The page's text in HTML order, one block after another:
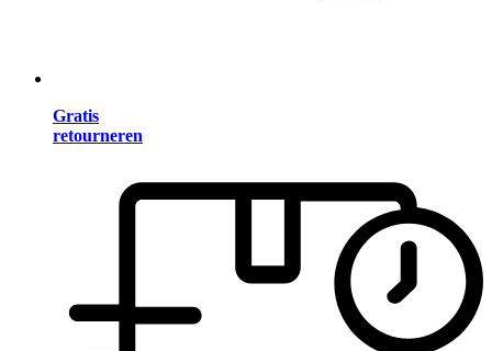
Gratis
retourneren